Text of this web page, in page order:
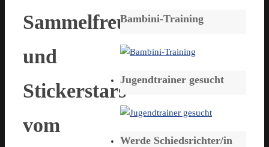
Sammelfreunde
und
Stickerstars
vom
Bambini-Training
Jugendtrainer gesucht
Werde Schiedsrichter/in